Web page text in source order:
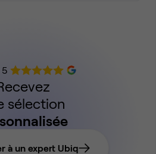
sélection
à un expert Ubiq